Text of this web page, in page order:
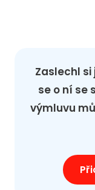
Zaslechl si
se o ní se
výmluvu